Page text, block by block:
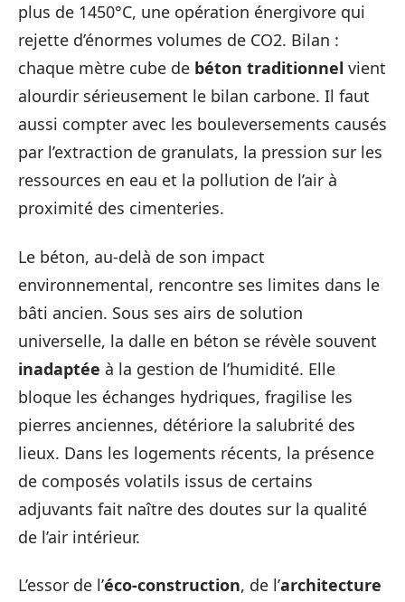
plus de 1450°C, une opération énergivore qui
rejette d’énormes volumes de CO2. Bilan :
chaque mètre cube de béton traditionnel vient
alourdir sérieusement le bilan carbone. Il faut
aussi compter avec les bouleversements causés
par l’extraction de granulats, la pression sur les
ressources en eau et la pollution de l’air à
proximité des cimenteries.
Le béton, au-delà de son impact
environnemental, rencontre ses limites dans le
bâti ancien. Sous ses airs de solution
universelle, la dalle en béton se révèle souvent
inadaptée à la gestion de l’humidité. Elle
bloque les échanges hydriques, fragilise les
pierres anciennes, détériore la salubrité des
lieux. Dans les logements récents, la présence
de composés volatils issus de certains
adjuvants fait naître des doutes sur la qualité
de l’air intérieur.
L’essor de l’éco-construction, de l’architecture